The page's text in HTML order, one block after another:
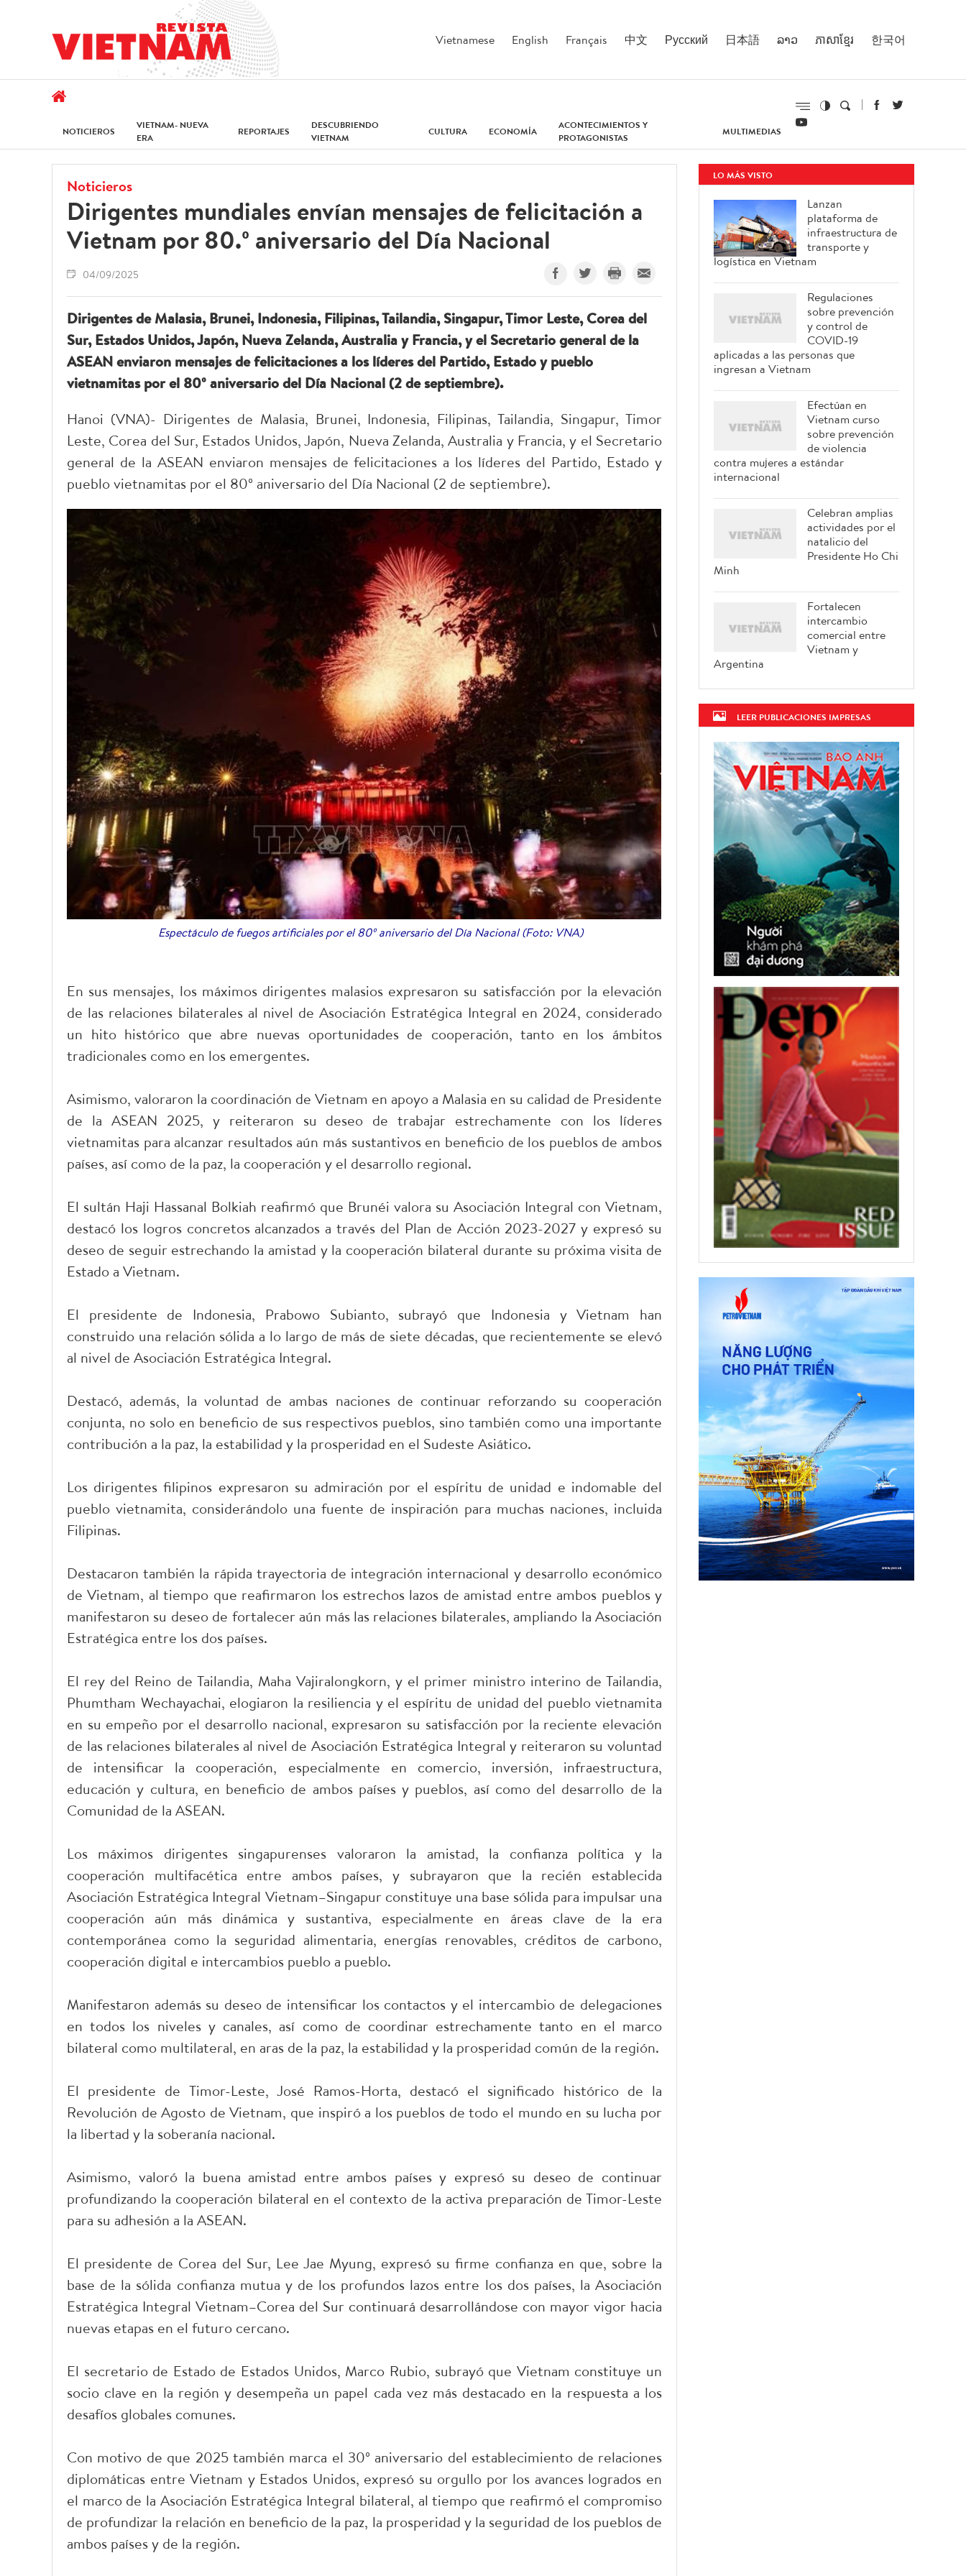
Vietnamese English Français 中文 Русский 日本語 ລາວ ភាសាខ្មែរ 한국어
NOTICIEROS
VIETNAM- NUEVA
ERA
REPORTAJES
DESCUBRIENDO
VIETNAM
CULTURA ECONOMÍA
ACONTECIMIENTOS Y
PROTAGONISTAS
MULTIMEDIAS
Noticieros
Dirigentes mundiales envían mensajes de felicitación a
Vietnam por 80.º aniversario del Día Nacional
04/09/2025
Dirigentes de Malasia, Brunei, Indonesia, Filipinas, Tailandia, Singapur, Timor Leste, Corea del
Sur, Estados Unidos, Japón, Nueva Zelanda, Australia y Francia, y el Secretario general de la
ASEAN enviaron mensajes de felicitaciones a los líderes del Partido, Estado y pueblo
vietnamitas por el 80º aniversario del Día Nacional (2 de septiembre).
Hanoi (VNA)- Dirigentes de Malasia, Brunei, Indonesia, Filipinas, Tailandia, Singapur, Timor
Leste, Corea del Sur, Estados Unidos, Japón, Nueva Zelanda, Australia y Francia, y el Secretario
general de la ASEAN enviaron mensajes de felicitaciones a los líderes del Partido, Estado y
pueblo vietnamitas por el 80º aniversario del Día Nacional (2 de septiembre).
Espectáculo de fuegos artificiales por el 80º aniversario del Día Nacional (Foto: VNA)
En sus mensajes, los máximos dirigentes malasios expresaron su satisfacción por la elevación
de las relaciones bilaterales al nivel de Asociación Estratégica Integral en 2024, considerado
un hito histórico que abre nuevas oportunidades de cooperación, tanto en los ámbitos
tradicionales como en los emergentes.
Asimismo, valoraron la coordinación de Vietnam en apoyo a Malasia en su calidad de Presidente
de la ASEAN 2025, y reiteraron su deseo de trabajar estrechamente con los líderes
vietnamitas para alcanzar resultados aún más sustantivos en beneficio de los pueblos de ambos
países, así como de la paz, la cooperación y el desarrollo regional.
El sultán Haji Hassanal Bolkiah reafirmó que Brunéi valora su Asociación Integral con Vietnam,
destacó los logros concretos alcanzados a través del Plan de Acción 2023-2027 y expresó su
deseo de seguir estrechando la amistad y la cooperación bilateral durante su próxima visita de
Estado a Vietnam.
El presidente de Indonesia, Prabowo Subianto, subrayó que Indonesia y Vietnam han
construido una relación sólida a lo largo de más de siete décadas, que recientemente se elevó
al nivel de Asociación Estratégica Integral.
Destacó, además, la voluntad de ambas naciones de continuar reforzando su cooperación
conjunta, no solo en beneficio de sus respectivos pueblos, sino también como una importante
contribución a la paz, la estabilidad y la prosperidad en el Sudeste Asiático.
Los dirigentes filipinos expresaron su admiración por el espíritu de unidad e indomable del
pueblo vietnamita, considerándolo una fuente de inspiración para muchas naciones, incluida
Filipinas.
Destacaron también la rápida trayectoria de integración internacional y desarrollo económico
de Vietnam, al tiempo que reafirmaron los estrechos lazos de amistad entre ambos pueblos y
manifestaron su deseo de fortalecer aún más las relaciones bilaterales, ampliando la Asociación
Estratégica entre los dos países.
El rey del Reino de Tailandia, Maha Vajiralongkorn, y el primer ministro interino de Tailandia,
Phumtham Wechayachai, elogiaron la resiliencia y el espíritu de unidad del pueblo vietnamita
en su empeño por el desarrollo nacional, expresaron su satisfacción por la reciente elevación
de las relaciones bilaterales al nivel de Asociación Estratégica Integral y reiteraron su voluntad
de intensificar la cooperación, especialmente en comercio, inversión, infraestructura,
educación y cultura, en beneficio de ambos países y pueblos, así como del desarrollo de la
Comunidad de la ASEAN.
Los máximos dirigentes singapurenses valoraron la amistad, la confianza política y la
cooperación multifacética entre ambos países, y subrayaron que la recién establecida
Asociación Estratégica Integral Vietnam–Singapur constituye una base sólida para impulsar una
cooperación aún más dinámica y sustantiva, especialmente en áreas clave de la era
contemporánea como la seguridad alimentaria, energías renovables, créditos de carbono,
cooperación digital e intercambios pueblo a pueblo.
Manifestaron además su deseo de intensificar los contactos y el intercambio de delegaciones
en todos los niveles y canales, así como de coordinar estrechamente tanto en el marco
bilateral como multilateral, en aras de la paz, la estabilidad y la prosperidad común de la región.
El presidente de Timor-Leste, José Ramos-Horta, destacó el significado histórico de la
Revolución de Agosto de Vietnam, que inspiró a los pueblos de todo el mundo en su lucha por
la libertad y la soberanía nacional.
Asimismo, valoró la buena amistad entre ambos países y expresó su deseo de continuar
profundizando la cooperación bilateral en el contexto de la activa preparación de Timor-Leste
para su adhesión a la ASEAN.
El presidente de Corea del Sur, Lee Jae Myung, expresó su firme confianza en que, sobre la
base de la sólida confianza mutua y de los profundos lazos entre los dos países, la Asociación
Estratégica Integral Vietnam–Corea del Sur continuará desarrollándose con mayor vigor hacia
nuevas etapas en el futuro cercano.
El secretario de Estado de Estados Unidos, Marco Rubio, subrayó que Vietnam constituye un
socio clave en la región y desempeña un papel cada vez más destacado en la respuesta a los
desafíos globales comunes.
Con motivo de que 2025 también marca el 30º aniversario del establecimiento de relaciones
diplomáticas entre Vietnam y Estados Unidos, expresó su orgullo por los avances logrados en
el marco de la Asociación Estratégica Integral bilateral, al tiempo que reafirmó el compromiso
de profundizar la relación en beneficio de la paz, la prosperidad y la seguridad de los pueblos de
ambos países y de la región.
LO MÁS VISTO
Lanzan
plataforma de
infraestructura de
transporte y
logística en Vietnam
Regulaciones
sobre prevención
y control de
COVID-19
aplicadas a las personas que
ingresan a Vietnam
Efectúan en
Vietnam curso
sobre prevención
de violencia
contra mujeres a estándar
internacional
Celebran amplias
actividades por el
natalicio del
Presidente Ho Chi
Minh
Fortalecen
intercambio
comercial entre
Vietnam y
Argentina
LEER PUBLICACIONES IMPRESAS